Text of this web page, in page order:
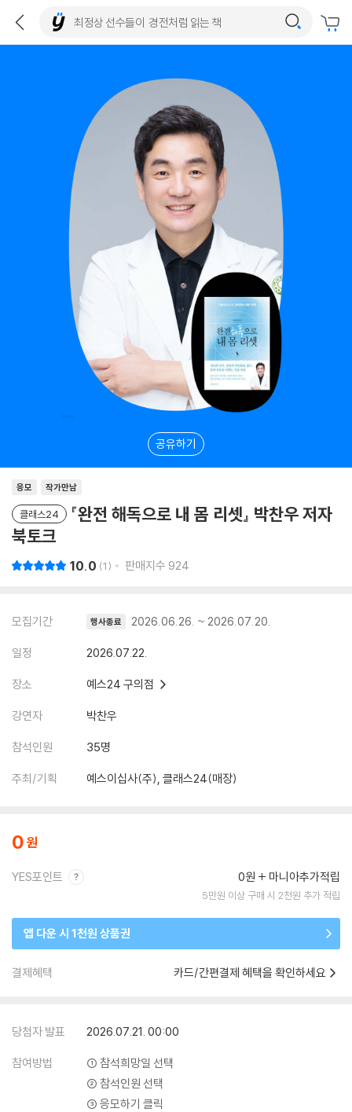
공유하기
응모 작가만남
클래스24
『완전 해독으로 내 몸 리셋』 박찬우 저자
북토크
10.0 1 판매지수 924
모집기간 행사종료 2026.06.26. ~ 2026.07.20.
일정 2026.07.22.
장소 예스24 구의점
강연자 박찬우
참석인원 35명
주최/기획 예스이십사(주), 클래스24(매장)
0
YES포인트 0원 마니아추가적립
5만원 이상 구매 시 2천원 추가 적립
앱 다운 시 1천원 상품권
결제혜택 카드/간편결제 혜택을 확인하세요
당첨자 발표 2026.07.21. 00:00
참여방법
① 참석희망일 선택
② 참석인원 선택
③ 응모하기 클릭